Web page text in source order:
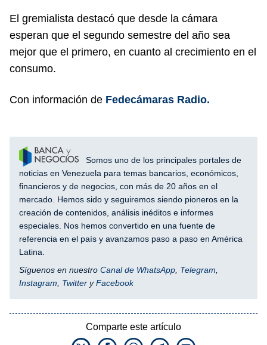
El gremialista destacó que desde la cámara
esperan que el segundo semestre del año sea
mejor que el primero, en cuanto al crecimiento en el
consumo.
Con información de Fedecámaras Radio.
Somos uno de los principales portales de
noticias en Venezuela para temas bancarios, económicos,
financieros y de negocios, con más de 20 años en el
mercado. Hemos sido y seguiremos siendo pioneros en la
creación de contenidos, análisis inéditos e informes
especiales. Nos hemos convertido en una fuente de
referencia en el país y avanzamos paso a paso en América
Latina.
Síguenos en nuestro Canal de WhatsApp Telegram
Instagram
Twitter yFacebook
Comparte este artículo